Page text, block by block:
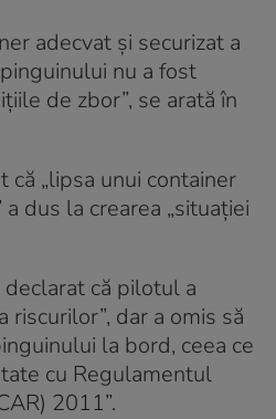
adecvat și securizat a
nu a fost
de zbor”, se arată în
„lipsa unui container
dus la crearea „situației
că pilotul a
riscurilor”, dar a omis să
la bord, ceea ce
cu Regulamentul
2011”.